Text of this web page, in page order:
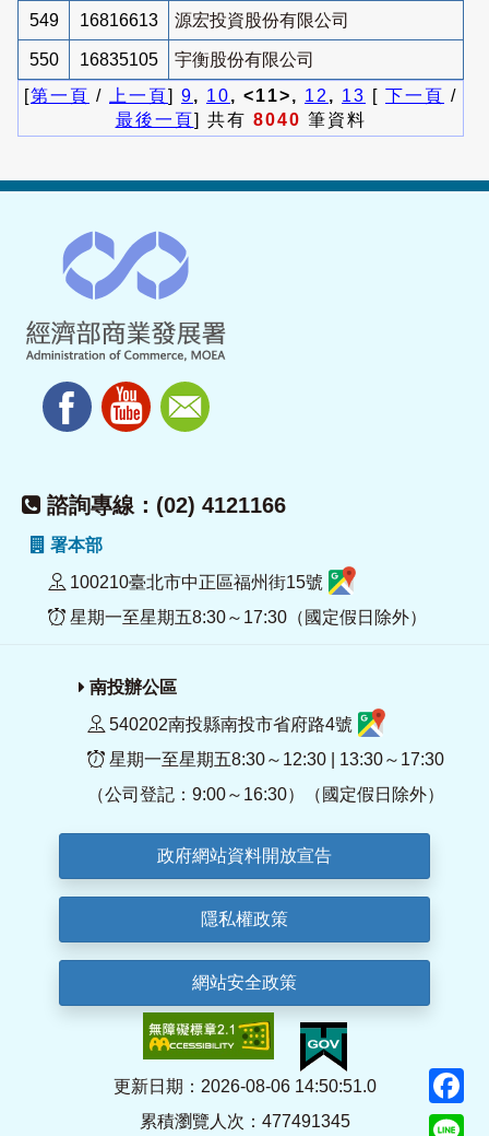
549 16816613 源宏投資股份有限公司
550 16835105
宇衡股份有限公司
[第一頁 / 上一頁] 9, 10, <11>, 12 , 13 [ 下一頁 /
最後一頁] 共有 8040 筆資料
諮詢專線：(02) 4121166
署本部
100210臺北市中正區福州街15號
星期一至星期五8:30～17:30（國定假日除外）
南投辦公區
540202南投縣南投市省府路4號
星期一至星期五8:30～12:30 | 13:30～17:30
（公司登記：9:00～16:30）（國定假日除外）
政府網站資料開放宣告
隱私權政策
網站安全政策
更新日期：2026-08-06 14:50:51.0
累積瀏覽人次：477491345